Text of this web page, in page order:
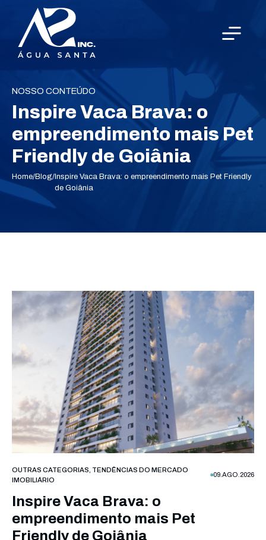
NOSSO CONTEÚDO
Inspire Vaca Brava: o
empreendimento mais Pet
Friendly de Goiânia
Home/Blog/ Inspire Vaca Brava: o empreendimento mais Pet Friendly
de Goiânia
OUTRAS CATEGORIAS TENDÊNCIAS DO MERCADO
IMOBILIÁRIO
09.AGO.2026
Inspire Vaca Brava: o
empreendimento mais Pet
Friendly de Goiânia